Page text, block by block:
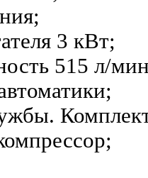
3 кВт;
515 л/